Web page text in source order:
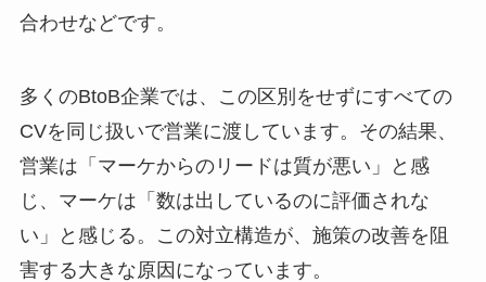
合わせなどです。
多くのBtoB企業では、この区別をせずにすべての
CVを同じ扱いで営業に渡しています。その結果、
営業は「マーケからのリードは質が悪い」と感
じ、マーケは「数は出しているのに評価されな
い」と感じる。この対立構造が、施策の改善を阻
害する大きな原因になっています。